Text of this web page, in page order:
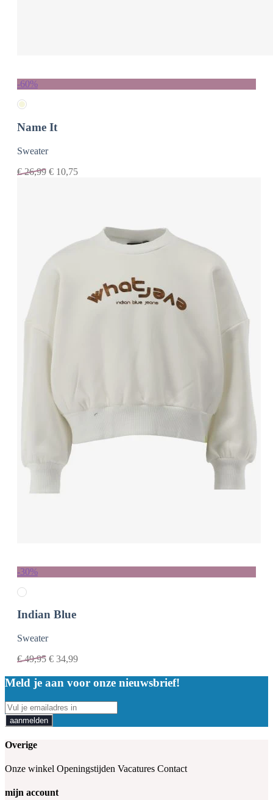
-60%
Name It
Sweater
€26,99 € 10,75
-30%
Indian Blue
Sweater
€49,95 € 34,99
Meld je aan voor onze nieuwsbrief!
aanmelden
Overige
Onze winkel Openingstijden Vacatures Contact
mijn account